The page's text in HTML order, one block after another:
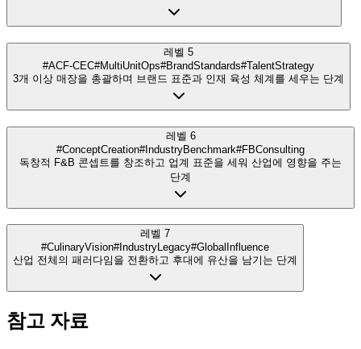
레벨 5
#ACF-CEC#MultiUnitOps#BrandStandards#TalentStrategy
3개 이상 매장을 총괄하며 브랜드 표준과 인재 육성 체계를 세우는 단계
레벨 6
#ConceptCreation#IndustryBenchmark#FBConsulting
독창적 F&B 콘셉트를 창조하고 업계 표준을 세워 산업에 영향을 주는
단계
레벨 7
#CulinaryVision#IndustryLegacy#GlobalInfluence
산업 전체의 패러다임을 전환하고 후대에 유산을 남기는 단계
참고 자료